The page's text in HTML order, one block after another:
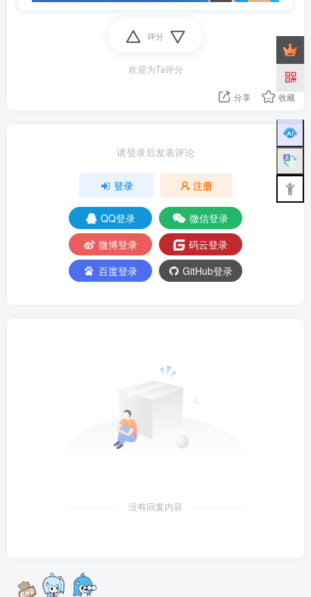
评分
欢迎为Ta评分
分享 收藏
请登录后发表评论
登录 注册
QQ登录
微信登录
微博登录
码云登录
百度登录
GitHub登录
没有回复内容